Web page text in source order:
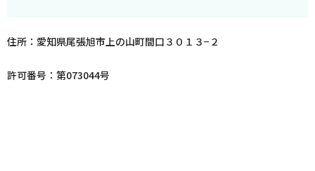
住所：愛知県尾張旭市上の山町間口３０１３−２
許可番号：第073044号